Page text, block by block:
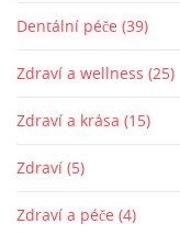
Dentální péče (39)
Zdraví a wellness (25)
Zdraví a krása (15)
Zdraví (5)
Zdraví a péče (4)